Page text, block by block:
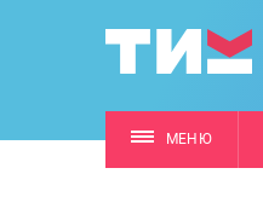
МЕНЮ